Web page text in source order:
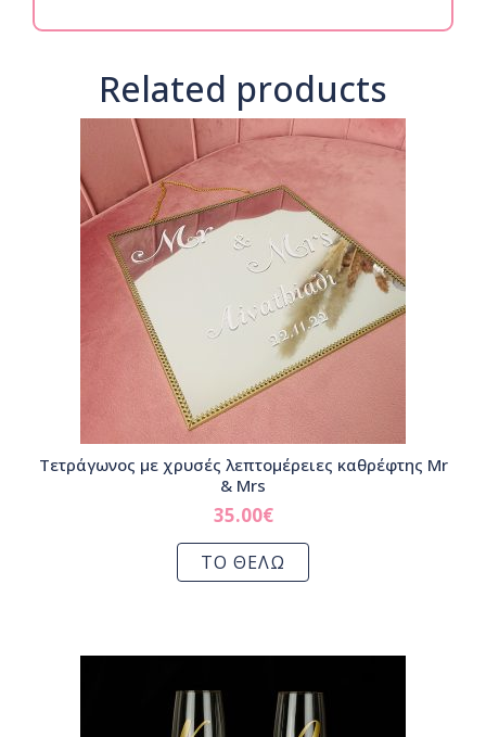
Related products
Τετράγωνος με χρυσές λεπτομέρειες καθρέφτης Mr
& Mrs
35.00€
ΤΟ ΘΕΛΩ